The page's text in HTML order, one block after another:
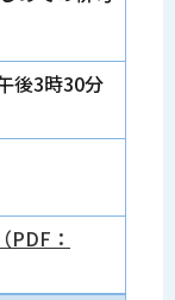
後3時30分
PDF：